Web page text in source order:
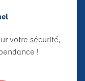
votre sécurité,
!